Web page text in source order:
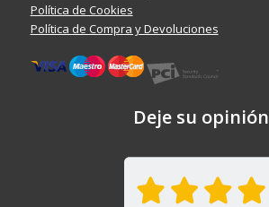
Política de Cookies
Política de Compra y Devoluciones
Deje su opinión